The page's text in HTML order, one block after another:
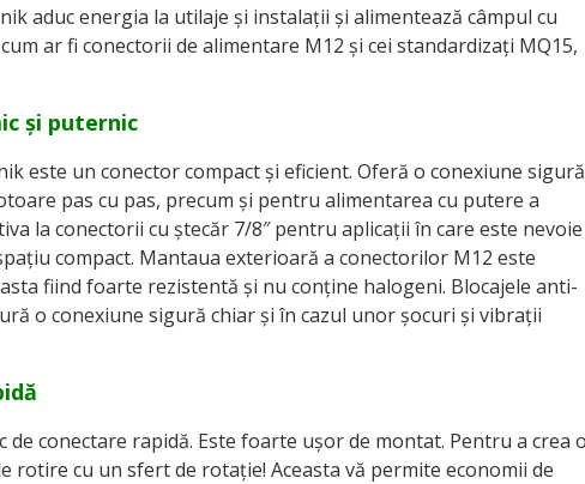
aduc energia la utilaje și instalații și alimentează câmpul cu
ar fi conectorii de alimentare M12 și cei standardizați MQ15,
și puternic
este un conector compact și eficient. Oferă o conexiune sigură
pas cu pas, precum și pentru alimentarea cu putere a
la conectorii cu ștecăr 7/8″ pentru aplicații în care este nevoie
compact. Mantaua exterioară a conectorilor M12 este
fiind foarte rezistentă și nu conține halogeni. Blocajele anti-
o conexiune sigură chiar și în cazul unor șocuri și vibrații
conectare rapidă. Este foarte ușor de montat. Pentru a crea
rotire cu un sfert de rotație! Aceasta vă permite economii de